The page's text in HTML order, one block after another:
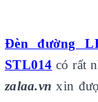
Đèn đường
STL014 có rất
zalaa.vn xin